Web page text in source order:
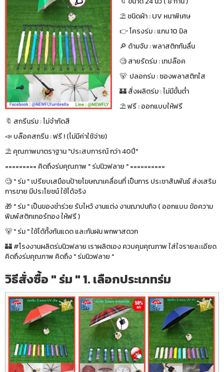
⛱ ชนิดผ้า : UV หนาพิเศษ
👉 โครงร่ม : แกน 10 มิล
🔎 ด้ามจับ : พลาสติกกันลื่น
🧐 สายรัดร่ม : เทปล๊อค
🐻 ปลอกร่ม : ซองพลาสติกใส
🏰 สั่งผลิตร่ม : ไม่มีขั้นต่ำ
⛱ ฟรี : ออกแบบให้ฟรี
🔖 สกรีนร่ม : ไม่จำกัดสี
📣 บล๊อคสกรีน : ฟรี ! (ไม่มีค่าใช้จ่าย)
⛱ คุณภาพมาตราฐาน "ประสบการณ์ กว่า 40ปี"
========= คิดถึงร่มคุณภาพ " ร่มนิวฟลาย " ==========
🧐 " ร่ม " เปรียบเสมือนป้ายโฆษณาเคลื่อนที่ เป็นการ ประชาสัมพันธ์ ส่งเสริม
การขาย มีประโยชน์ ใช้ได้จริง
🎁 " ร่ม " เป็นของชำร่วย รับไหว้ งานแต่ง งานฌาปนกิจ ( ออกแบบ ข้อความ
พิมพ์สติกเกอร์ทอง ให้ฟรี )
🐻 " ร่ม " ใช้ได้ทั้งกันแดด และกันฝน พกพาสดวก
🏰 #โรงงานผลิตร่มนิวฟลาย เราผลิตเอง ควบคุมคุณภาพ ใส่ใจรายละเอียด
คิดถึงร่มคุณภาพ คิดถึง " ร่มนิวฟลาย "
วิธีสั่งซื้อ " ร่ม " 1. เลือกประเภทร่ม